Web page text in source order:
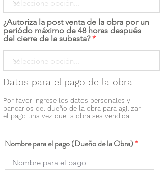
¿Autoriza la post venta de la obra por un
periódo máximo de 48 horas después
del cierre de la subasta?
Datos para el pago de la obra
Por favor ingrese los datos personales y
bancarios del dueño de la obra para agilizar
el pago una vez que la obra sea vendida:
Nombre para el pago (Dueño de la Obra)